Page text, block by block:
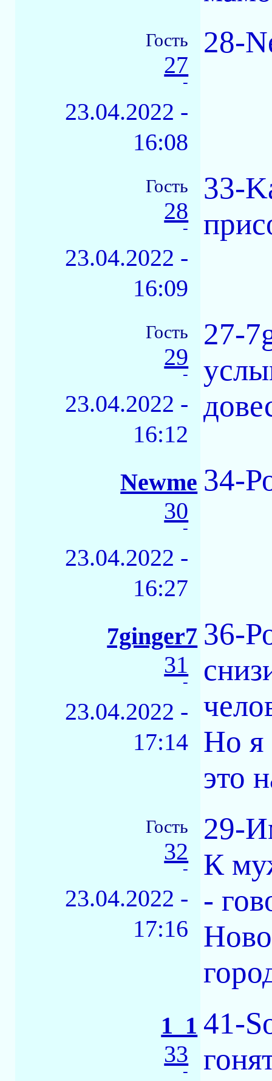
Гость
27
-
23.04.2022 -
16:08
28-
Гость
28
-
23.04.2022 -
16:09
33-
Гость
29
-
23.04.2022 -
16:12
27-
Newme
30
-
23.04.2022 -
16:27
34-
7ginger7
31
-
23.04.2022 -
17:14
36-
Но я
это
Гость
32
-
23.04.2022 -
17:16
29-
К
-
1_1
33
-
41-